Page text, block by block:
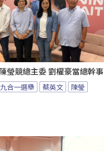
瑩競總主委 劉櫂豪當總幹事
合一選舉 蔡英文 陳瑩